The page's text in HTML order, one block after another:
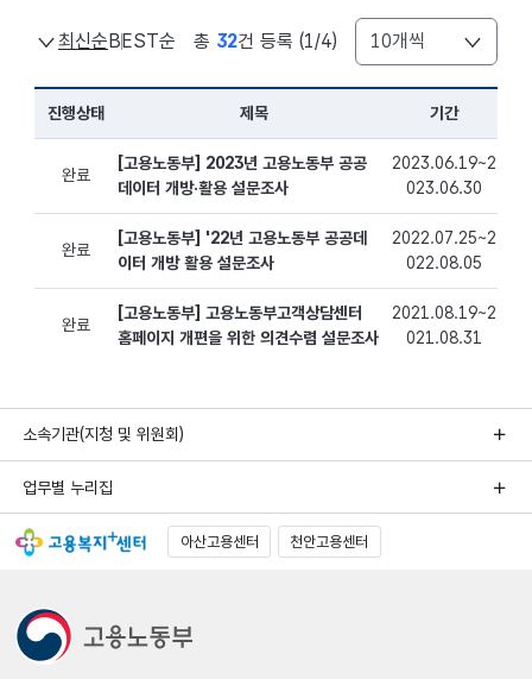
소속기관(지청 및 위원회)
업무별 누리집
아산고용센터 천안고용센터